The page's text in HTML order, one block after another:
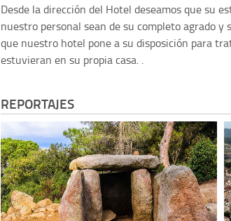
Desde la dirección del Hotel deseamos que su
nuestro personal sean de su completo agrado
que nuestro hotel pone a su disposición para
estuvieran en su propia casa. .
REPORTAJES